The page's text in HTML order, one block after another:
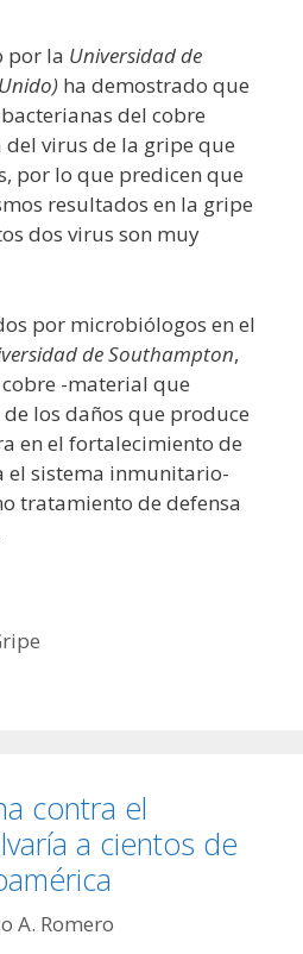
por la Universidad de
ha demostrado que
del cobre
del virus de la gripe que
por lo que predicen que
resultados en la gripe
dos virus son muy
por microbiólogos en el
de Southampton,
-material que
los daños que produce
en el fortalecimiento de
el sistema inmunitario-
tratamiento de defensa
contra el
a cientos de
A. Romero